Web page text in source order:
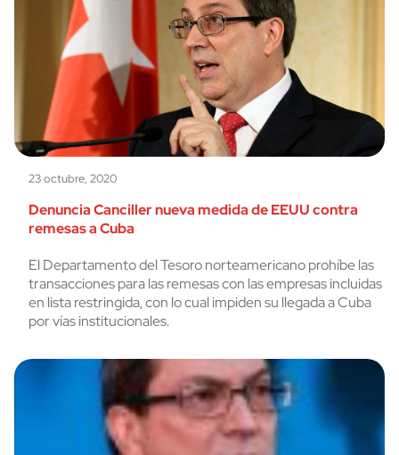
23 octubre, 2020
Denuncia Canciller nueva medida de EEUU contra
remesas a Cuba
El Departamento del Tesoro norteamericano prohíbe las
transacciones para las remesas con las empresas incluidas
en lista restringida, con lo cual impiden su llegada a Cuba
por vías institucionales.